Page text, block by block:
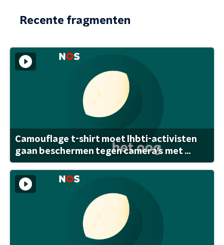
Recente fragmenten
Camouflage t-shirt moet lhbti-activisten
gaan beschermen tegen camera's met ...